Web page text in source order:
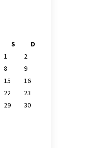
S
D
1
2
8
9
15
16
22
23
29
30